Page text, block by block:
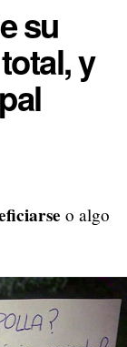
su
y
o algo